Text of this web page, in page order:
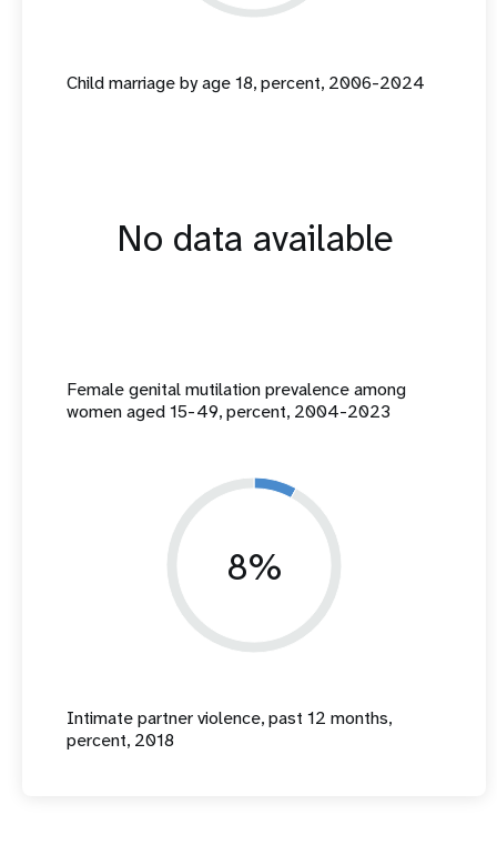
Child marriage by age 18, percent, 2006-2024
No data available
Female genital mutilation prevalence among
women aged 15-49, percent, 2004-2023
8%
Intimate partner violence, past 12 months,
percent, 2018